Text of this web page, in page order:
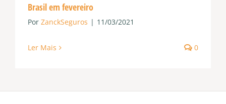
Brasil em fevereiro
Por ZanckSeguros | 11/03/2021
Ler Mais 0